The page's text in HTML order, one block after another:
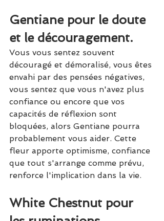
Gentiane pour le doute
et le découragement.
Vous vous sentez souvent
découragé et démoralisé, vous êtes
envahi par des pensées négatives,
vous sentez que vous n'avez plus
confiance ou encore que vos
capacités de réflexion sont
bloquées, alors Gentiane pourra
probablement vous aider. Cette
fleur apporte optimisme, confiance
que tout s'arrange comme prévu,
renforce l'implication dans la vie.
White Chestnut pour